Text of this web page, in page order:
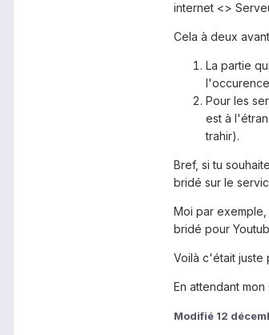
internet <>
Cela à deux
La partie
Pour les
est à
trahir).
Bref, si tu
bridé sur le
Moi par
bridé pour
Voilà c'était juste
En attendant
Modifié 12